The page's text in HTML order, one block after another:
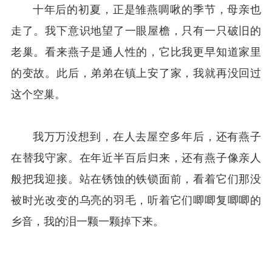
十年后的初夏，正是雏燕啁啾的季节，母亲也
走了。我下意识地望了一眼屋檐，只有一只破旧的
老巢。看来燕子是通人性的，它比我更早知道家里
的变故。此后，弟弟在镇上安了家，我就再没回过
这个空巢。
我万万没想到，在人去屋空多年后，还有燕子
在替我守家。在年近半百后归来，还有燕子像亲人
般把我迎接。站在锈蚀的铁锁面前，看着它们那没
被时光改变的乌亮的羽毛，听着它们唧唧复唧唧的
乡音，我的泪一颗一颗掉下来。